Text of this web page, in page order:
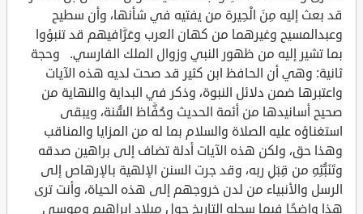
قد بعث إليه مِنَ الْحِيرة من يفتيه في شأنها، وأن سطيح
وعبدالمسيح وغيرهما من كهان العرب وعَرَّافيهم قد تنبؤوا
بما تشير إليه من ظهور النبي وزوال الملك الفارسي. وحجة
ثانية: وهي أن الحافظ ابن كثير قد صحت لديه هذه الآيات
واعتبرها ضمن دلائل النبوة، وذكر في البداية والنهاية من
صحيح أسانيدها من أئمة الحديث وحُفَّاظ السُّنة، ويبقى
استغناؤه عليه الصلاة والسلام بما له من المزايا والمناقب
وهذا حق، ولكن هذه الآيات أدلة تضاف إلى براهين صدقه
وتَنَبُّئِهِ من قِبَلِ ربه، وقد جرت السنن الإلهية بالإرهاص إلى
الرسل والأنبياء من لدن خروجهم إلى هذه الحياة، وأنت ترى
هذا واضحًا فيما سجله التاريخ حول ميلاد إبراهيم وموسى